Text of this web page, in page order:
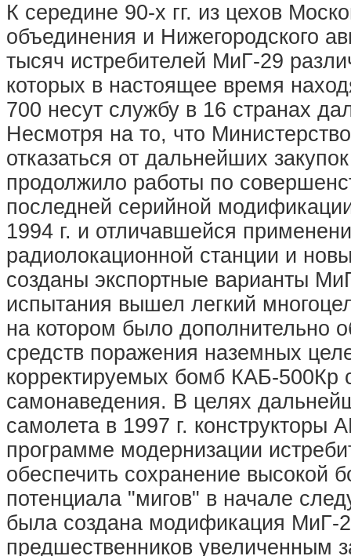
К середине 90-х гг. из цехов
объединения и Нижегородского
тысяч истребителей МиГ-29
которых в настоящее время
700 несут службу в 16 странах
Несмотря на то, что
отказаться от дальнейших
продолжило работы по
последней серийной
1994 г. и отличавшейся
радиолокационной станции и
созданы экспортные варианты
испытания вышел легкий
на котором было дополнительно
средств поражения наземных
корректируемых бомб КАБ-500Кр
самонаведения. В целях
самолета в 1997 г.
программе модернизации
обеспечить сохранение высокой
потенциала "мигов" в начале
была создана модификация МиГ-
предшественников увеличенным